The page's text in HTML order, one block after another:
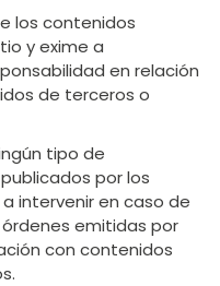
los contenidos
y exime a
en relación
de terceros o
tipo de
por los
intervenir en caso de
emitidas por
con contenidos